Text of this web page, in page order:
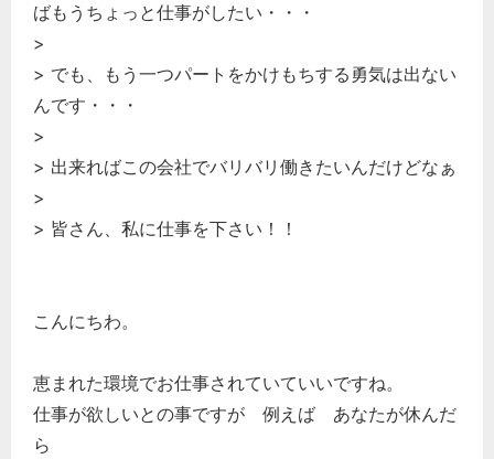
ばもうちょっと仕事がしたい・・・
>
> でも、もう一つパートをかけもちする勇気は出ない
んです・・・
>
> 出来ればこの会社でバリバリ働きたいんだけどなぁ
>
> 皆さん、私に仕事を下さい！！
こんにちわ。
恵まれた環境でお仕事されていていいですね。
仕事が欲しいとの事ですが 例えば あなたが休んだ
ら